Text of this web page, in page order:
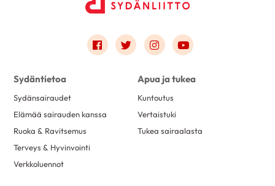
Link to facebook
Link to twitter
Link to instagram
Link to youtube
Sydäntietoa
Sydänsairaudet
Elämää sairauden kanssa
Ruoka & Ravitsemus
Terveys & Hyvinvointi
Verkkoluennot
Apua ja tukea
Kuntoutus
Vertaistuki
Tukea sairaalasta